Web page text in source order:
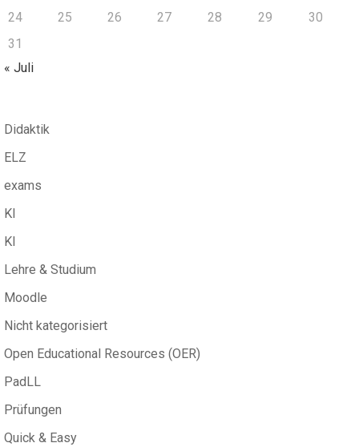
24
25 26 27 28 29
30
31
« Juli
Didaktik
ELZ
exams
KI
KI
Lehre & Studium
Moodle
Nicht kategorisiert
Open Educational Resources (OER)
PadLL
Prüfungen
Quick & Easy